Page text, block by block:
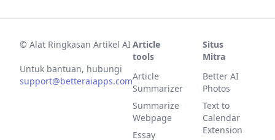
© Alat Ringkasan Artikel AI
Untuk bantuan, hubungi
support@betteraiapps.com
Article
tools
Article
Summarizer
Summarize
Webpage
Essay
Situs
Mitra
Better AI
Photos
Text to
Calendar
Extension